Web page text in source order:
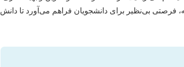
فرصتی بی‌نظیر برای دانشجویان فراهم می‌آورد تا دانش